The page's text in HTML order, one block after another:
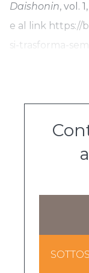
Daishonin, vol.
e al link https://
si-trasforma-